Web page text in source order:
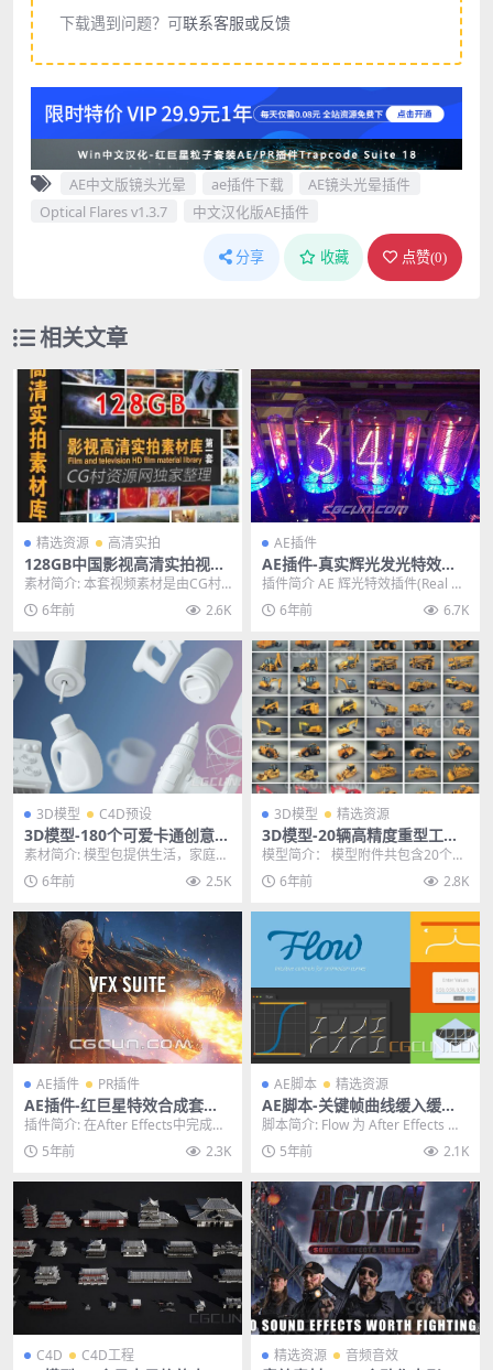
下载遇到问题？可联系客服或反馈
AE中文版镜头光晕 ae插件下载
AE镜头光晕插件
Optical Flares v1.3.7
中文汉化版AE插件
分享 收藏 点赞(0)
相关文章
精选资源 高清实拍
128GB中国影视高清实拍视频
素材库合集第一套CG村资源网
独家整理发布
素材简介: 本套视频素材是由CG村
资源网整理的中国影视高清实拍素
材库第一套,本套...
6年前 2.6K
AE插件
AE插件-真实辉光发光特效模
拟插件 Aescripts Real Glow
1.0.0 含使用方法
插件简介 AE 辉光特效插件(Real Gl
ow)是一款可以让 ae 用户添加模...
6年前 6.7K
3D模型 C4D预设
3D模型-180个可爱卡通创意C
4D预设FBX三维模型
素材简介: 模型包提供生活，家庭，
户外探险，制作工坊四大类，用18
0个可爱卡通创...
6年前 2.5K
3D模型 精选资源
3D模型-20辆高精度重型工程
车辆模型C4D MAX 3DS FBX
OBJ DXF 含贴图材质
模型简介： 模型附件共包含20个重
型工程车辆，重型机械，矿车，货
车，挖掘机，铲车...
6年前 2.8K
AE插件 PR插件
AE插件-红巨星特效合成套装
插件 Red Giant VFX Suite v
2.0.0 Win/Mac破解版
插件简介: 在After Effects中完成抠
像、跟踪、清理和视觉效果合成。
现...5年前 2.3K
AE脚本 精选资源
AE脚本-关键帧曲线缓入缓出
预设调节工具 Flow v1.4.2 Wi
n/Mac 兼容AE 2022
脚本简介: Flow 为 After Effects 带
来了一个简单的界面，用于...
5年前 2.1K
C4D C4D工程 精选资源 音频音效